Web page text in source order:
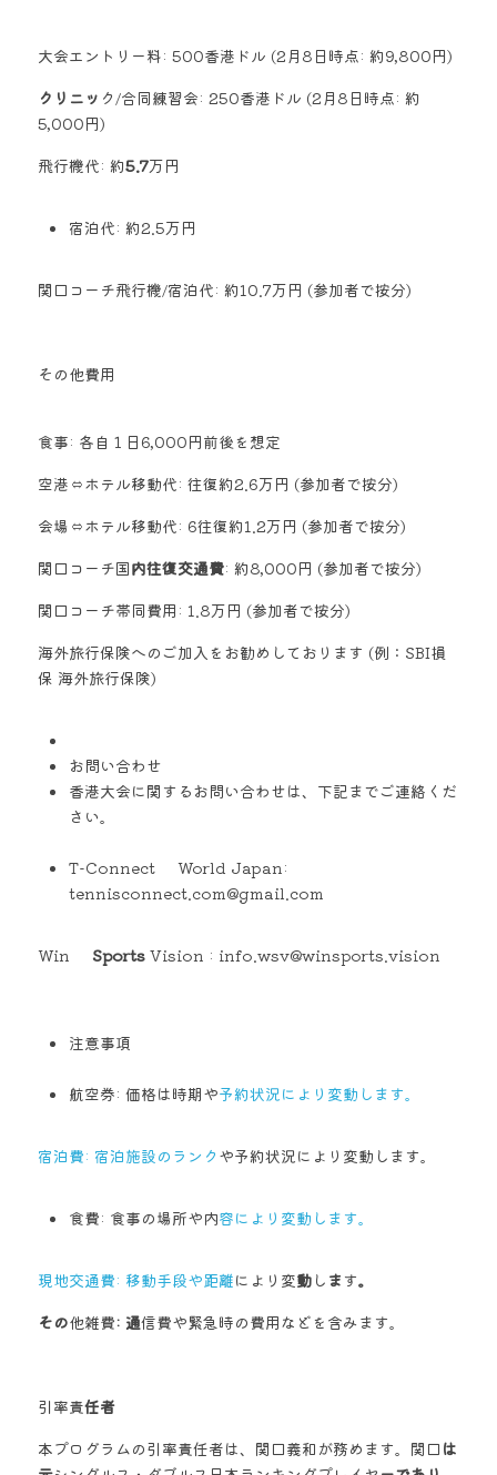
大会エントリー料: 500香港ドル (2月8日時点: 約9,800円)
クリニッ ク/合同練習会: 250香港ドル (2月8日時点: 約
5,000円)
飛行機代: 約5.7万円
宿泊代: 約2.5万円
関口コーチ飛行機/宿泊代: 約10.7万円 (参加者で按分)
その他費用
食事: 各自１日6,000円前後を想定
空港⇔ホテル移動代: 往復約2.6万円 (参加者で按分)
会場⇔ホテル移動代: 6往復約1.2万円 (参加者で按分)
関口コーチ国内往復交通費: 約8,000円 (参加者で按分)
関口コーチ帯同費用: 1.8万円 (参加者で按分)
海外旅行保険へのご加入をお勧めしております (例：SBI損
保 海外旅行保険)
お問い合わせ
香港大会に関するお問い合わせは、下記までご連絡くだ
さい。
T-Connect     World Japan:
tennisconnect.com@gmail.com
Win Sports Vision : info.wsv@winsports.vision
注意事項
航空券: 価格は時期や予約状況により変動します。
宿泊費: 宿泊施設のランク や予約状況により変動します。
食費: 食事の場所や内容により変動します。
現地交通費: 移動手段や距離により変動 し ま す。
その他雑費: 通信費や緊急時の費用などを含みます。
引率責任者
本プログラムの引率責任者は、関口義和が務めます。関口 は